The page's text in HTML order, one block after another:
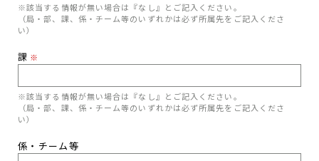
※該当する情報が無い場合は『なし』とご記入ください。
（局・部、課、係・チーム等のいずれかは必ず所属先をご記入くださ
い）
課 ※
※該当する情報が無い場合は『なし』とご記入ください。
（局・部、課、係・チーム等のいずれかは必ず所属先をご記入くださ
い）
係・チーム等